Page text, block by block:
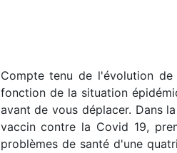
Compte tenu de l'évolution
fonction de la situation
avant de vous déplacer. Dans
vaccin contre la Covid 19,
problèmes de santé d'une